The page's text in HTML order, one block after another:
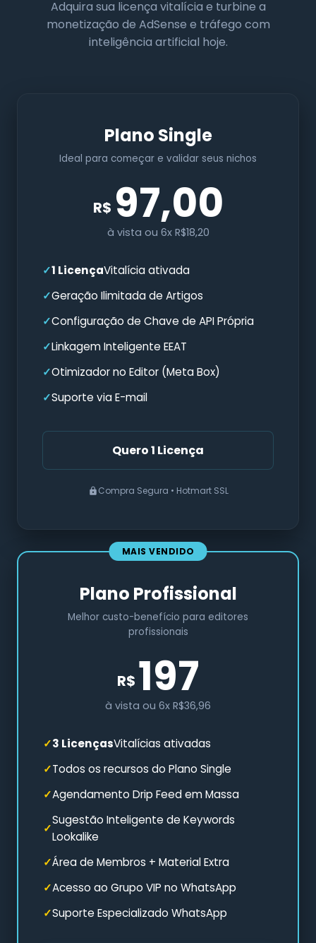
Adquira sua licença vitalícia e turbine a
monetização de AdSense e tráfego com
inteligência artificial hoje.
Plano Single
Ideal para começar e validar seus nichos
R$ 97,00
à vista ou 6x R$18,20
1 LicençaVitalícia ativada
Geração Ilimitada de Artigos
Configuração de Chave de API Própria
Linkagem Inteligente EEAT
Otimizador no Editor (Meta Box)
Suporte via E-mail
Quero 1 Licença
Compra Segura • Hotmart SSL
Plano Profissional
Melhor custo-benefício para editores
profissionais
R$ 197
à vista ou 6x R$36,96
3 LicençasVitalícias ativadas
Todos os recursos do Plano Single
Agendamento Drip Feed em Massa
Sugestão Inteligente de Keywords
Lookalike
Área de Membros + Material Extra
Acesso ao Grupo VIP no WhatsApp
Suporte Especializado WhatsApp